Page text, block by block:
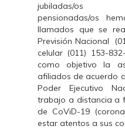
pensionadas/os
llamados que se
Previsión Nacional
celular (011) 153-
como objetivo la
afiliados de acuerdo
Poder Ejecutivo
trabajo a distancia a
de CoViD-19
estar atentos a sus